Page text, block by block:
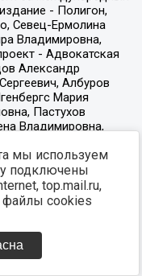
мы используем
подключены
top.mail.ru,
файлы cookies